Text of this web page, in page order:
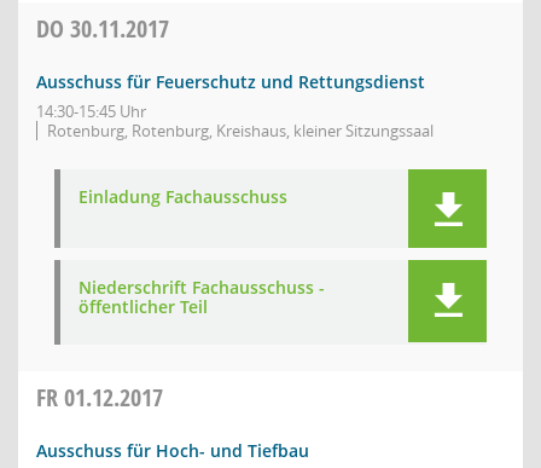
DO 30.11.2017
Ausschuss für Feuerschutz und Rettungsdienst
14:30-15:45 Uhr
Rotenburg, Rotenburg, Kreishaus, kleiner Sitzungssaal
Einladung Fachausschuss
Niederschrift Fachausschuss -
öffentlicher Teil
FR01.12.2017
Ausschuss für Hoch- und Tiefbau